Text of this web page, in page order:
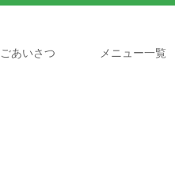
ごあいさつ メニュー一覧